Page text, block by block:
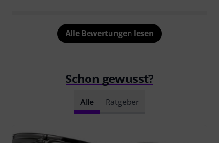
Alle Bewertungen lesen
Schon gewusst?
Alle Ratgeber